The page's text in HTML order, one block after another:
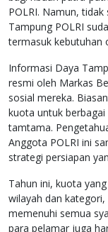
POLRI. Namun,
Tampung POLRI
termasuk kebutuhan
Informasi Daya
resmi oleh Markas
sosial mereka.
kuota untuk
tamtama.
Anggota POLRI ini
strategi persiapan
Tahun ini, kuota
wilayah dan
memenuhi semua
para pelamar juga